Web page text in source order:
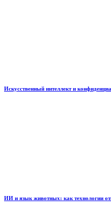
Искусственный интеллект и
ИИ и язык животных: как технологии